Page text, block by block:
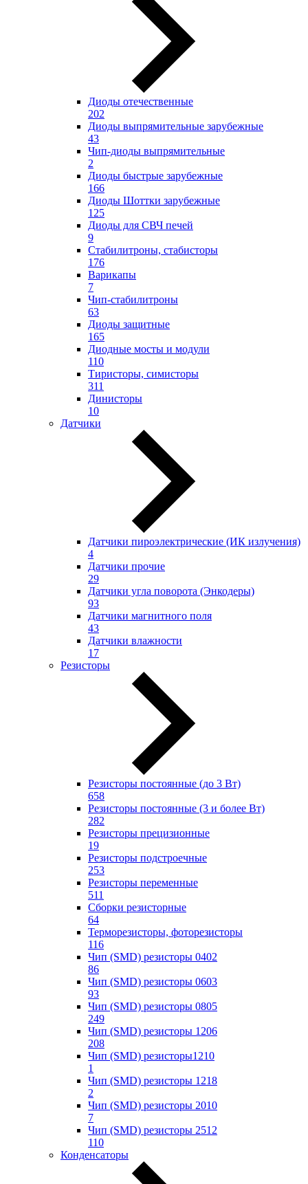
Диоды отечественные
202
Диоды выпрямительные зарубежные
43
Чип-диоды выпрямительные
2
Диоды быстрые зарубежные
166
Диоды Шоттки зарубежные
125
Диоды для СВЧ печей
9
Стабилитроны, стабисторы
176
Варикапы
7
Чип-стабилитроны
63
Диоды защитные
165
Диодные мосты и модули
110
Тиристоры, симисторы
311
Динисторы
10
Датчики
Датчики пироэлектрические (ИК излучения)
4
Датчики прочие
29
Датчики угла поворота (Энкодеры)
93
Датчики магнитного поля
43
Датчики влажности
17
Резисторы
Резисторы постоянные (до 3 Вт)
658
Резисторы постоянные (3 и более Вт)
282
Резисторы прецизионные
19
Резисторы подстроечные
253
Резисторы переменные
511
Сборки резисторные
64
Терморезисторы, фоторезисторы
116
Чип (SMD) резисторы 0402
86
Чип (SMD) резисторы 0603
93
Чип (SMD) резисторы 0805
249
Чип (SMD) резисторы 1206
208
Чип (SMD) резисторы1210
1
Чип (SMD) резисторы 1218
2
Чип (SMD) резисторы 2010
7
Чип (SMD) резисторы 2512
110
Конденсаторы